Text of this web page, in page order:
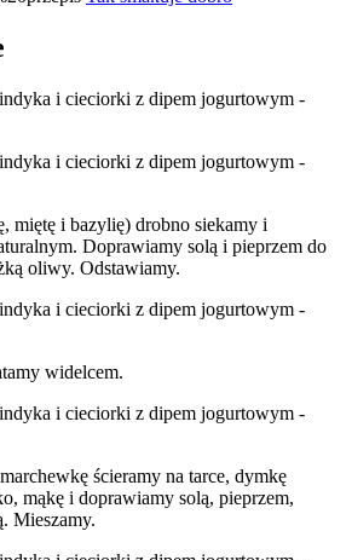
miętę i bazylię) drobno siekamy i
Doprawiamy solą i pieprzem do
oliwy. Odstawiamy.
widelcem.
ścieramy na tarce, dymkę
mąkę i doprawiamy solą, pieprzem,
Mieszamy.